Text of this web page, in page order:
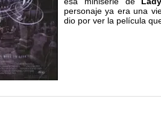
personaje ya era una
dio por ver la película